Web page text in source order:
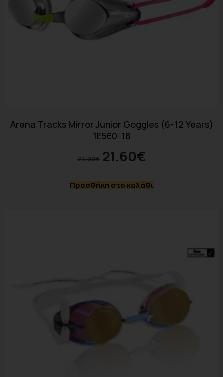
Arena Tracks Mirror Junior Goggles (6-12 Years)
1E560-18
24.00€ 21.60€
Προσθήκη στο καλάθι